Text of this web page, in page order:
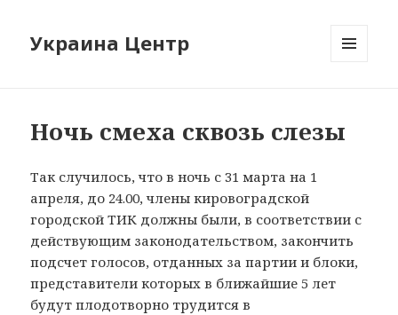
Украина Центр
Ночь смеха сквозь слезы
Так случилось, что в ночь с 31 марта на 1
апреля, до 24.00, члены кировоградской
городской ТИК должны были, в соответствии с
действующим законодательством, закончить
подсчет голосов, отданных за партии и блоки,
представители которых в ближайшие 5 лет
будут плодотворно трудится в